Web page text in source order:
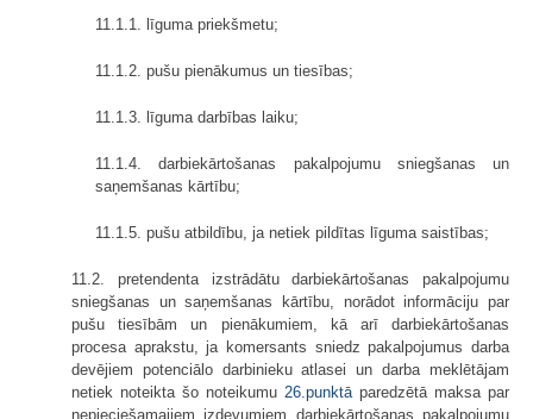
11.1.1. līguma priekšmetu;
11.1.2. pušu pienākumus un tiesības;
11.1.3. līguma darbības laiku;
11.1.4. darbiekārtošanas pakalpojumu sniegšanas un
saņemšanas kārtību;
11.1.5. pušu atbildību, ja netiek pildītas līguma saistības;
11.2. pretendenta izstrādātu darbiekārtošanas pakalpojumu
sniegšanas un saņemšanas kārtību, norādot informāciju par
pušu tiesībām un pienākumiem, kā arī darbiekārtošanas
procesa aprakstu, ja komersants sniedz pakalpojumus darba
devējiem potenciālo darbinieku atlasei un darba meklētājam
netiek noteikta šo noteikumu 26.punktāparedzētā maksa par
nepieciešamajiem izdevumiem darbiekārtošanas pakalpojumu